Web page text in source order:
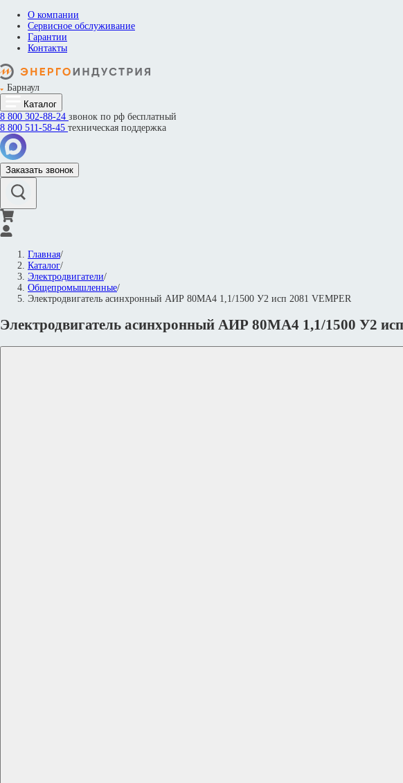
О компании
Сервисное обслуживание
Гарантии
Контакты
Барнаул
Каталог
8 800 302-88-24 звонок по рф бесплатный
8 800 511-58-45 техническая поддержка
Заказать звонок
Главная/
Каталог/
Электродвигатели/
Общепромышленные/
Электродвигатель асинхронный АИР 80МА4 1,1/1500 У2 исп 2081 VEMPER
Электродвигатель асинхронный АИР 80МА4 1,1/1500 У2